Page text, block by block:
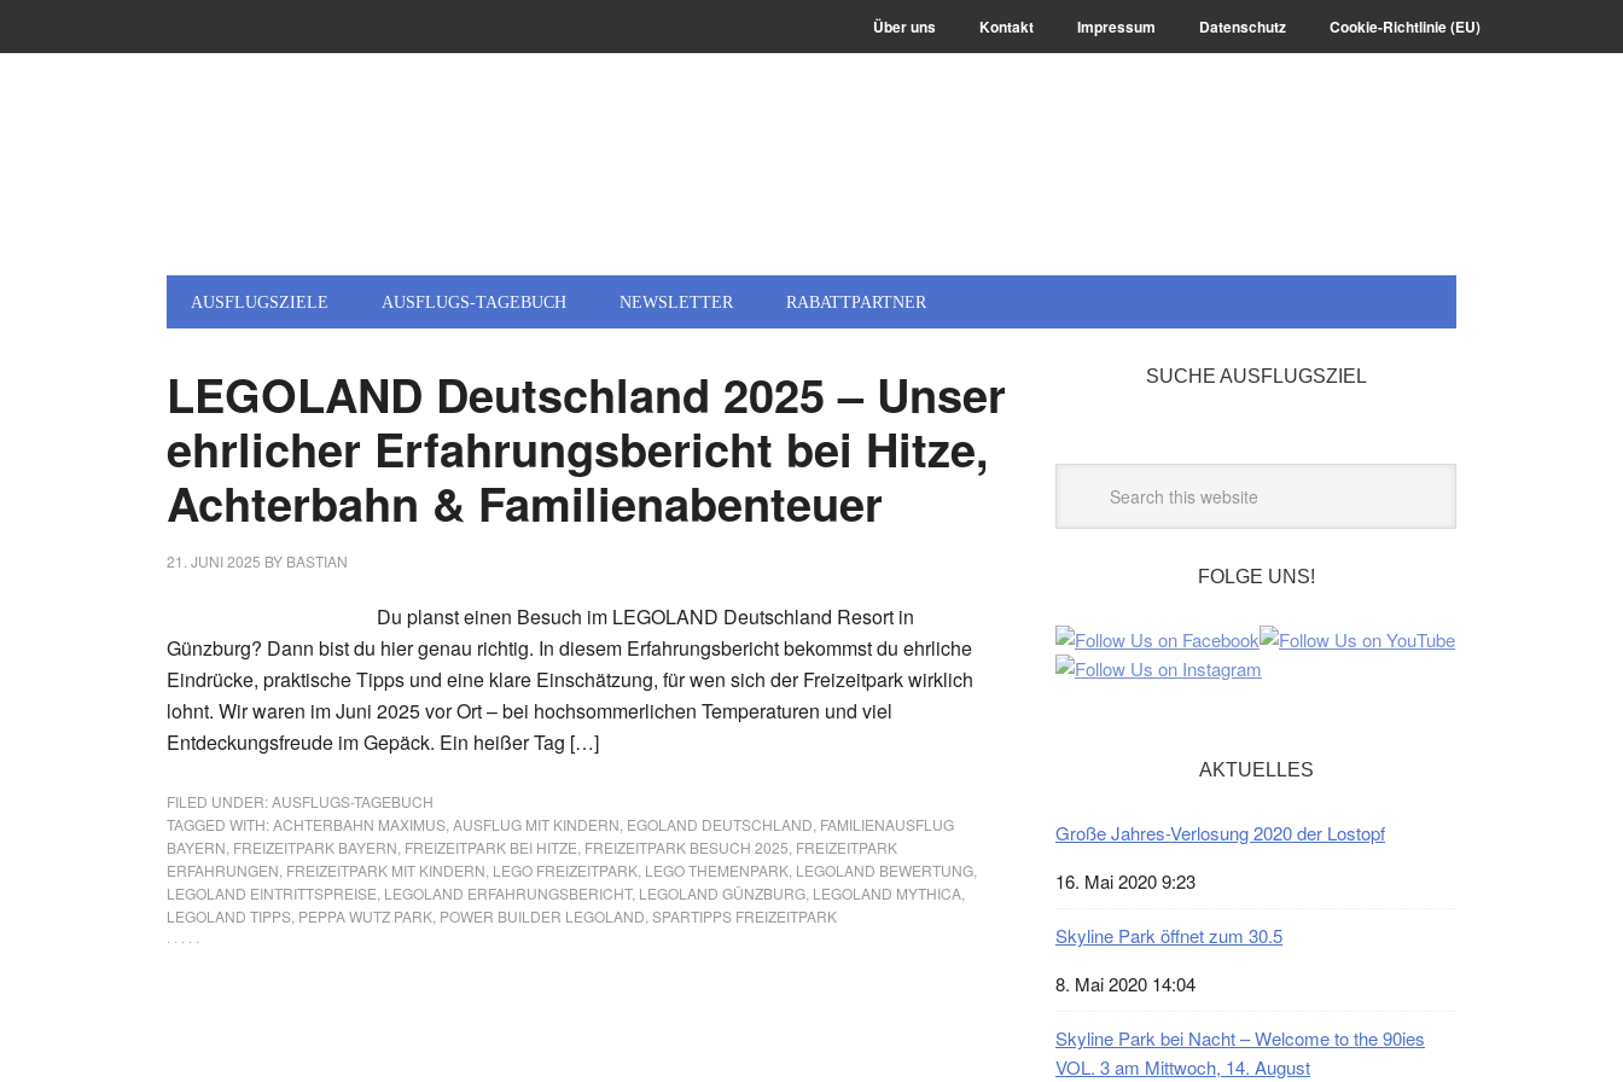
Über uns Kontakt Impressum Datenschutz Cookie-Richtlinie (EU)
AUSFLUGSZIELE AUSFLUGS-TAGEBUCH NEWSLETTER RABATTPARTNER
LEGOLAND Deutschland 2025 – Unser
ehrlicher Erfahrungsbericht bei Hitze,
Achterbahn & Familienabenteuer
21. JUNI 2025 BY BASTIAN
Du planst einen Besuch im LEGOLAND Deutschland Resort in
Günzburg? Dann bist du hier genau richtig. In diesem Erfahrungsbericht bekommst du ehrliche
Eindrücke, praktische Tipps und eine klare Einschätzung, für wen sich der Freizeitpark wirklich
lohnt. Wir waren im Juni 2025 vor Ort – bei hochsommerlichen Temperaturen und viel
Entdeckungsfreude im Gepäck. Ein heißer Tag […]
FILED UNDER:AUSFLUGS-TAGEBUCH
TAGGED WITH:ACHTERBAHN MAXIMUS AUSFLUG MIT KINDERN EGOLAND DEUTSCHLAND FAMILIENAUSFLUG
BAYERN FREIZEITPARK BAYERN FREIZEITPARK BEI HITZE FREIZEITPARK BESUCH 2025 FREIZEITPARK
ERFAHRUNGEN FREIZEITPARK MIT KINDERN LEGO FREIZEITPARK LEGO THEMENPARK LEGOLAND BEWERTUNG
LEGOLAND EINTRITTSPREISE LEGOLAND ERFAHRUNGSBERICHT, LEGOLAND GÜNZBURG LEGOLAND MYTHICA
LEGOLAND TIPPS PEPPA WUTZ PARK POWER BUILDER LEGOLAND SPARTIPPS FREIZEITPARK
· · · · ·
SUCHE AUSFLUGSZIEL
FOLGE UNS!
AKTUELLES
Große Jahres-Verlosung 2020 der Lostopf
16. Mai 2020 9:23
Skyline Park öffnet zum 30.5
8. Mai 2020 14:04
Skyline Park bei Nacht – Welcome to the 90ies
VOL. 3 am Mittwoch, 14. August